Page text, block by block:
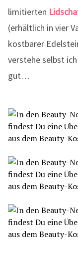
limitierten
(erhältlich in vier
kostbarer
verstehe selbst
gut…